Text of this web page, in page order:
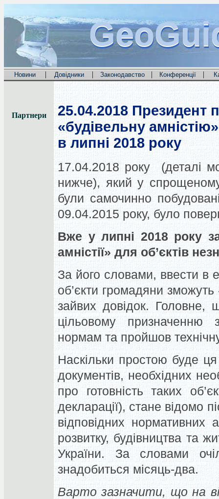
Новини | Довідники | Законодавство | Конференції |
Партнери 25.04.2018 Президент
«будівельну
в липні 2018 року
17.04.2018 року (деталі
нижче), який у
були самочинно
09.04.2015 року, було
Вже у липні 2018 року
амністії» для об’єктів
За його словами, ввести в
об’єкти громадяни
зайвих довідок. Головне,
цільовому призначенню
нормам та пройшов
Наскільки простою буде
документів, необхідних
про готовність таких
декларації), стане відомо
відповідних нормативних
розвитку, будівництва та
України. За словами
знадобиться місяць-два.
Варто зазначити, що на